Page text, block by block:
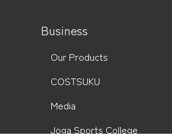
Business
Our Products
COSTSUKU
Media
Joga Sports College